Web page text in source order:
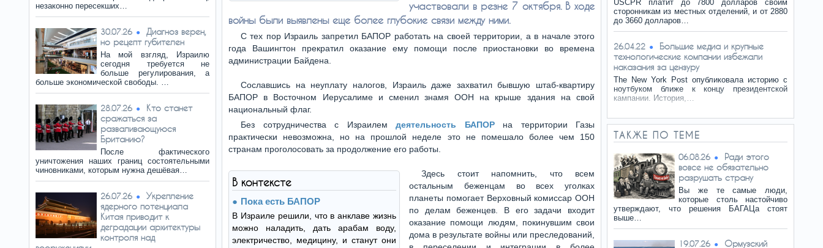
незаконно пересекших…
30.07.26
Диагноз верен,
но рецепт губителен
На мой взгляд, Израилю
сегодня требуется не
больше регулирования, а
больше экономической свободы. …
28.07.26
Кто станет
сражаться за
разваливающуюся
Британию?
После фактического
уничтожения наших границ состоятельными
чиновниками, которым нужна дешёвая…
26.07.26
Укрепление
ядерного потенциала
Китая приводит к
деградации архитектуры
контроля над
участвовали в резне 7 октября. В ходе
войны были выявлены еще более глубокие связи между ними.
С тех пор Израиль запретил БАПОР работать на своей территории, а в начале этого
года Вашингтон прекратил оказание ему помощи после приостановки во времена
администрации Байдена.
Сославшись на неуплату налогов, Израиль даже захватил бывшую штаб-квартиру
БАПОР в Восточном Иерусалиме и сменил знамя ООН на крыше здания на свой
национальный флаг.
Без сотрудничества с Израилем деятельность БАПОРна территории Газы
практически невозможна, но на прошлой неделе это не помешало более чем 150
странам проголосовать за продолжение его работы.
В контексте
Пока есть БАПОР
В Израиле решили, что в анклаве жизнь
можно наладить, дать арабам воду,
электричество, медицину, и станут они
Здесь стоит напомнить, что всем
остальным беженцам во всех уголках
планеты помогает Верховный комиссар ООН
по делам беженцев. В его задачи входит
оказание помощи людям, покинувшим свои
дома в результате войны или преследований,
USCPR платит до 7800 долларов своим
сторонникам из местных отделений, и от 2880
до 3660 долларов…
26.04.22
Большие медиа и крупные
технологические компании избежали
наказания за цензуру
The New York Post опубликовала историю с
ноутбуком ближе к концу президентской
кампании. История,…
ТАКЖЕ ПО ТЕМЕ
06.08.26
Ради этого
вовсе не обязательно
разрушать страну
Вы же те самые люди,
которые столь настойчиво
утверждают, что решения БАГАЦа стоят
выше…
19.07.26
Ормузский